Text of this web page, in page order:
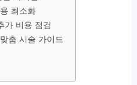
최소화
가 비용 점검
춤 시술 가이드